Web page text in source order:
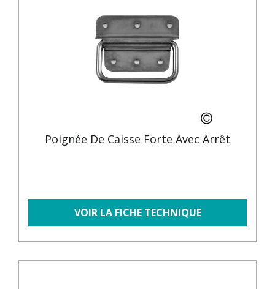
Poignée De Caisse Forte Avec Arrêt
VOIR LA FICHE TECHNIQUE